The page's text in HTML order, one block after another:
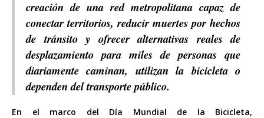
creación de una red metropolitana capaz de
conectar territorios, reducir muertes por hechos
de tránsito y ofrecer alternativas reales de
desplazamiento para miles de personas que
diariamente caminan, utilizan la bicicleta o
dependen del transporte público.
En el marco del Día Mundial de la Bicicleta,